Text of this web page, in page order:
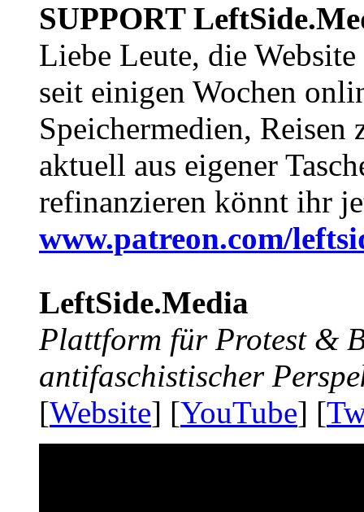
SUPPORT
Liebe Leute, die Website
seit einigen Wochen
Speichermedien, Reisen
aktuell aus eigener
refinanzieren könnt ihr
www.patreon.com/
LeftSide.Media
Plattform für Protest &
antifaschistischer
[Website] [YouTube] [